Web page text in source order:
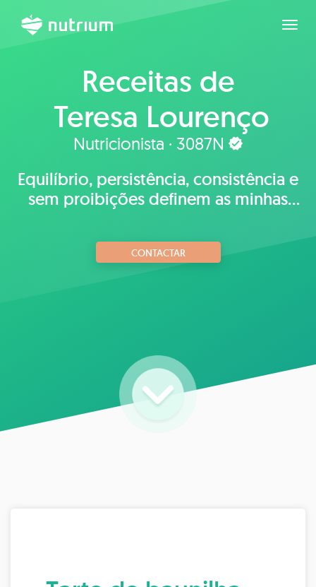
Receitas de
Teresa Lourenço
Nutricionista · 3087N
Equilíbrio, persistência, consistência e
sem proibições definem as minhas
CONTACTAR